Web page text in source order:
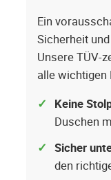
Ein
Sicherheit
Unsere TÜV-
alle wichtigen
Keine
Duschen
Sicher
den